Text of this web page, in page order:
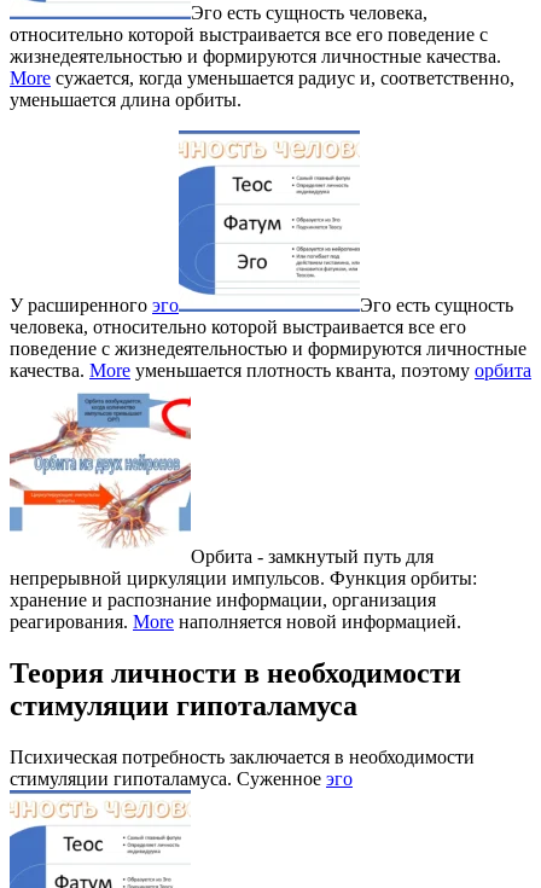
Эго есть сущность человека,
относительно которой выстраивается все его поведение с
жизнедеятельностью и формируются личностные качества.
More сужается, когда уменьшается радиус и, соответственно,
уменьшается длина орбиты.
У расширенного эго
Эго есть сущность
человека, относительно которой выстраивается все его
поведение с жизнедеятельностью и формируются личностные
качества. More уменьшается плотность кванта, поэтому орбита
Орбита - замкнутый путь для
непрерывной циркуляции импульсов. Функция орбиты:
хранение и распознание информации, организация
реагирования. More наполняется новой информацией.
Теория личности в необходимости
стимуляции гипоталамуса
Психическая потребность заключается в необходимости
стимуляции гипоталамуса. Суженное эго